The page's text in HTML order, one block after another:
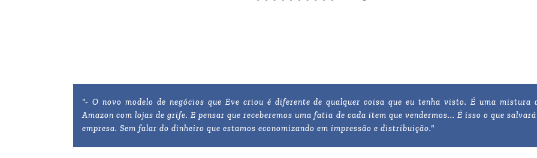
"- O novo modelo de negócios que Eve criou é diferente de qualquer coisa que eu tenha visto. É uma mistura
Amazon com lojas de grife. E pensar que receberemos uma fatia de cada item que vendermos... É isso o que
empresa. Sem falar do dinheiro que estamos economizando em impressão e distribuição."